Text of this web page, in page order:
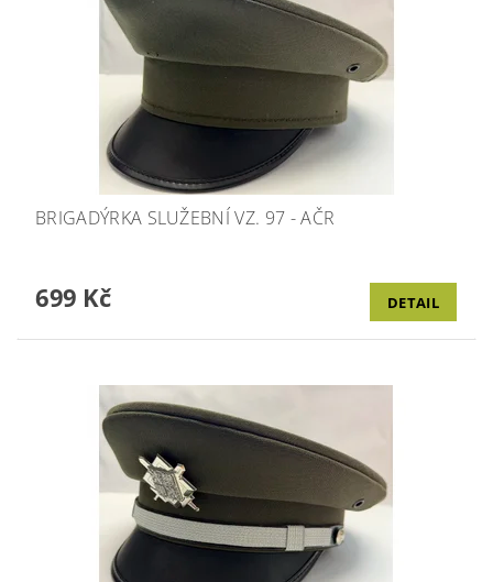
BRIGADÝRKA SLUŽEBNÍ VZ. 97 - AČR
699 Kč DETAIL